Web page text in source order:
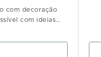
com decoração
com ideias